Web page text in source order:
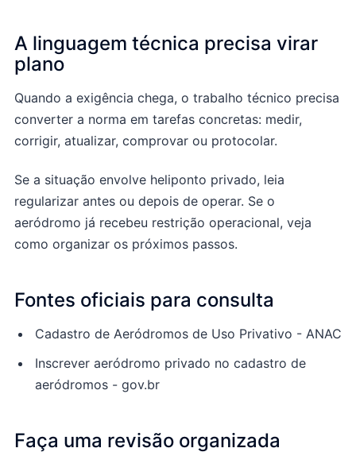
A linguagem técnica precisa virar
plano
Quando a exigência chega, o trabalho técnico precisa
converter a norma em tarefas concretas: medir,
corrigir, atualizar, comprovar ou protocolar.
Se a situação envolve heliponto privado, leia
regularizar antes ou depois de operar. Se o
aeródromo já recebeu restrição operacional, veja
como organizar os próximos passos.
Fontes oficiais para consulta
Cadastro de Aeródromos de Uso Privativo - ANAC
Inscrever aeródromo privado no cadastro de
aeródromos - gov.br
Faça uma revisão organizada